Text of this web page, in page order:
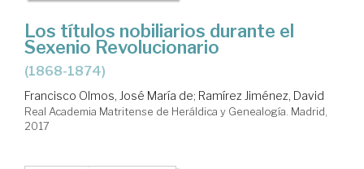
Los títulos nobiliarios durante el
Sexenio Revolucionario
(1868-1874)
Francisco Olmos, José María de; Ramírez Jiménez, David
Real Academia Matritense de Heráldica y Genealogía. Madrid,
2017